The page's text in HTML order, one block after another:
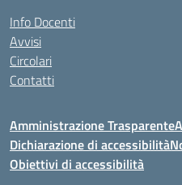
Info Docenti
Avvisi
Circolari
Contatti
Amministrazione Trasparente
Dichiarazione di accessibilità
Obiettivi di accessibilità